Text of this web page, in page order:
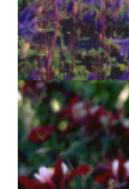
Akelei
Aquilegia 'Hensol